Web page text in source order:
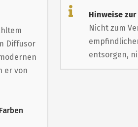
Diffusor
er von
Hinweise
Nicht zum
entsorgen,